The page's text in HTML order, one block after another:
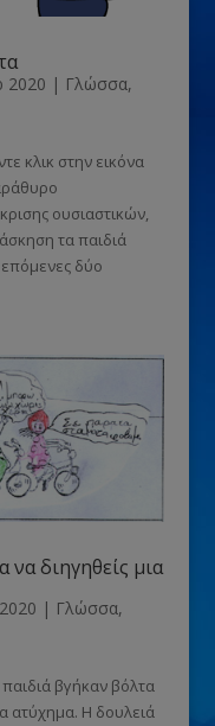
2020 | Γλώσσα,
κλικ στην εικόνα
ουσιαστικών,
τα παιδιά
επόμενες δύο
να διηγηθείς μια
| Γλώσσα,
βγήκαν βόλτα
ατύχημα. Η δουλειά